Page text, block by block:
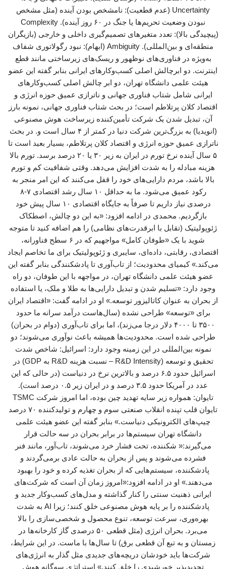
Uncertainty (عدم قطعیت): نامشخص بودن آینده (مثل مشخص
نبودن وضعیت تحریم‌ها یا جنگ در ۶۰ روز آینده). Complexity
(پیچیدگی بالا): تعدد متغیرهای تصمیم‌گیری داخلی و خارجی (بازیگران
منطقه‌ای و بین‌المللی). Ambiguity (ابهام): نبود رگولاتوری شفاف
به‌ویژه در فناوری‌های نوظهور و ریسک‌های زیرساختی مانند قطع
اینترنت. دو ابرچالش اصلی کسب‌وکارهای ایرانی بنابر گفته این عضو
هیئت علمی دانشگاه تهران، دو ابر چالش اصلی کسب‌وکارهای
ایرانی شامل شتاب فناوری جهانی و ناترازی عمیق حوزه انرژی و
اقتصاد کلان پرتلاطم است؛ در بحث شتاب فناوری جهانی، نمونه بارز
آن، تبدیل شدن یک شرکت تأمین‌کننده زیرساخت هوش مصنوعی
(انویدیا) به بزرگ‌ترین شرکت دنیا در کمتر از ۴ سال است و. در بحث
ناترازی عمیق حوزه انرژی و اقتصاد کلان پرتلاطم، بسیار بعید است تا
۵ سال آینده نرخ تورم در ایران به زیر ۳۰ یا ۲۰ درصد برسد. تورم بالا
هزینه مبادله را به شدت افزایش می‌دهد. وقتی شفافیت کم و تورم
بالا باشد، مردم دارایی‌های خود را قفل می‌کنند که این امر منجر به
رکود عمیق می‌شود. ما به حداقل ۱۰ سال رشد اقتصادی ۷-۸
درصدی نیاز داریم تا صرفاً به جایگاه اقتصادی ۱۰ سال پیش خود
بازگردیم. محمدی در ادامه افزود: «به این دو چالش، اصطکاک
ژئوپولیتیک (تقابل با ابرقدرت‌های نظامی) را هم اضافه کنید تا متوجه
شوید با یک «طوفان کامل» مواجهیم که در ۶ سطح فناورانه،
اقتصادی، رقابتی، داده‌ای، سایبری و ژئوپولیتیک برای ما تخاصم ایجاد
می‌کند.» کیمیای محدودیت؛ از تاب‌آوری تا پادشکنندگی بنابر گفته این
عضو هیئت علمی دانشگاه تهران، در مواجهه با این طوفان، دو راه
وجود دارد: «تسلیم شدن و تبدیل دارایی‌ها به طلا و ملک، یا استفاده
از بحران به عنوان کاتالیزور توسعه.» او در ادامه گفت: «اقتصاد ایران
برای «توسعه» طراحی نشده (سال‌هاست درآمد سرانه ما حدود
۳۵۰۰ تا ۴۰۰۰ دلار درجا می‌زند)، اما برای تاب‌آوری (دوام در بحران)
طراحی شده است. محدودیت‌ها همیشه باعث نوآوری می‌شوند؛ دو
نمونه بین‌المللی در این زمینه وجود دارد: اسرائیل: شاخص شدت
تحقیق و توسعه (R&D Intensity – نسبت هزینه R&D به GDP) در
اسرائیل حدود ۶.۵ درصد و بالاترین نرخ در دنیاست (در حالی که این
عدد در آمریکا حدود ۳.۵ درصد و در ایران زیر ۰.۵ درصد است).
تایوان: همواره زیر سایه تهدید چین بوده، اما امروز شرکت TSMC
تایوان قلب تپنده انقلاب صنعتی سوم و چهارم و تولیدکننده ۷۰ درصد
چیپ‌های الکترونیکی دنیاست.» بنابر گفته این عضو هیئت علمی
دانشگاه تهران سیستم‌ها در برابر بحران در سه حالت قرار
می‌گیرند:« شکننده، تحت فشار خرد می‌شوند، تاب‌آور، مانند فنر
فشرده می‌شوند و پس از بحران به حالت عادی برمی‌گردند و
پادشکننده، سیستم‌هایی که از بحران تغذیه کرده و خود را بهبود
می‌دهند.» او در ادامه افزود:«امروز زمان آن است که شرکت‌های
ایرانی ذهنیت سنتی را کنار گذاشته و مدل‌های کسب‌وکار جدید و
پادشکننده را بر پایه هوش مصنوعی خلق کنند؛ زیرا AI به شدت
بهره‌وری، سرعت توسعه، تنوع محصول و شخصی‌سازی را بالا
می‌برد. بحران انرژی (مثل قطعی ۵۰ درصدی گاز کارخانه‌ها در
زمستان و به تبع آن قطعی برق) تا سال‌ها با ماست. در این شرایط،
شرکت‌ها باید خودشان دریچه‌های جدیدی مثل گذار به انرژی‌های
تجدیدپذیر خورشیدی را خلق کنند.» استراتژی سه‌گانه هوش